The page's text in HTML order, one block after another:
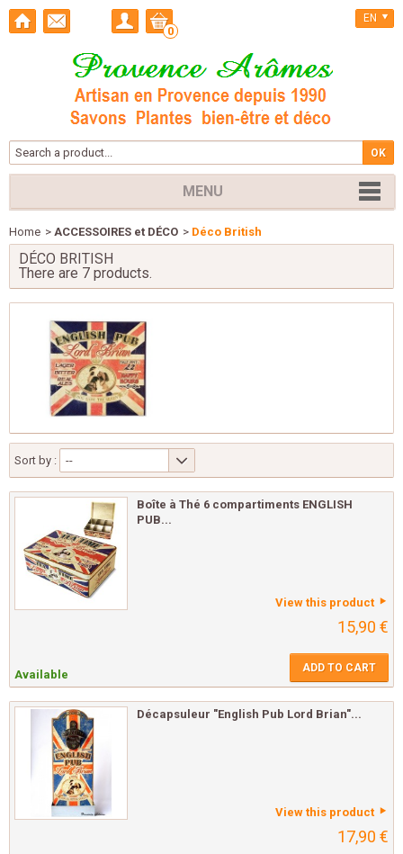
0
EN
MENU
Home > ACCESSOIRES et DÉCO > Déco British
DÉCO BRITISH
There are 7 products.
Sort by : --
Boîte à Thé 6 compartiments ENGLISH
PUB...
View this product
15,90 €
Available ADD TO CART
Décapsuleur "English Pub Lord Brian"...
View this product
17,90 €